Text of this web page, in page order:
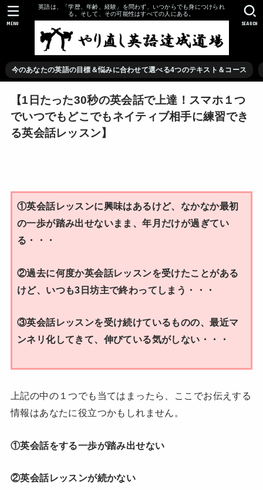
英語は、「学歴、年齢、経験」を問わず、いつからでも身につけられ
る。そして、その可能性はすべての人にある。
今のあなたの英語の目標＆悩みに合わせて選べる4つのテキスト＆コース
SEARCH
MENU
【1日たった30秒の英会話で上達！スマホ１つ
でいつでもどこでもネイティブ相手に練習でき
る英会話レッスン】
①英会話レッスンに興味はあるけど、なかなか最初
の一歩が踏み出せないまま、年月だけが過ぎてい
る・・・
②過去に何度か英会話レッスンを受けたことがある
けど、いつも3日坊主で終わってしまう・・・
③英会話レッスンを受け続けているものの、最近マ
ンネリ化してきて、伸びている気がしない・・・
上記の中の１つでも当てはまったら、ここでお伝えする
情報はあなたに役立つかもしれません。
①英会話をする一歩が踏み出せない
②英会話レッスンが続かない